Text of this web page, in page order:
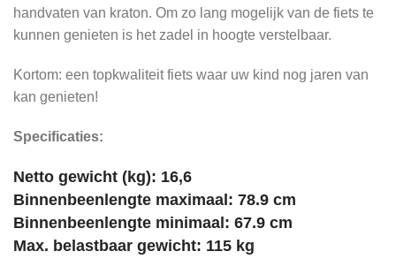
handvaten van kraton. Om zo lang mogelijk van de fiets te
kunnen genieten is het zadel in hoogte verstelbaar.
Kortom: een topkwaliteit fiets waar uw kind nog jaren van
kan genieten!
Specificaties:
Netto gewicht (kg): 16,6
Binnenbeenlengte maximaal: 78.9 cm
Binnenbeenlengte minimaal: 67.9 cm
Max. belastbaar gewicht: 115 kg